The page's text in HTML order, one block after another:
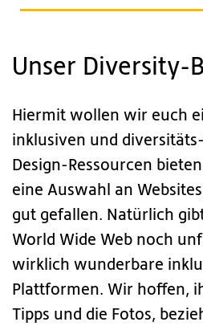
Unser Diversity-
Hiermit wollen wir euch
inklusiven und
Design-Ressourcen
eine Auswahl an
gut gefallen. Natürlich
World Wide Web noch
wirklich wunderbare
Plattformen. Wir hoffen,
Tipps und die Fotos,